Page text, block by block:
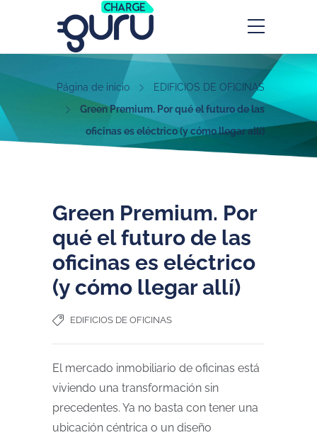
Página de inicio
EDIFICIOS DE OFICINAS
Green Premium. Por qué el futuro de las
oficinas es eléctrico (y cómo llegar allí)
Green Premium. Por
qué el futuro de las
oficinas es eléctrico
(y cómo llegar allí)
EDIFICIOS DE OFICINAS
El mercado inmobiliario de oficinas está
viviendo una transformación sin
precedentes. Ya no basta con tener una
ubicación céntrica o un diseño